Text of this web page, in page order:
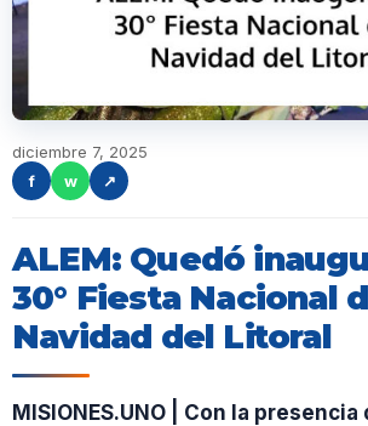
diciembre 7, 2025
f
w ↗
ALEM: Quedó
30° Fiesta Nacional
Navidad del Litoral
MISIONES.UNO | Con la